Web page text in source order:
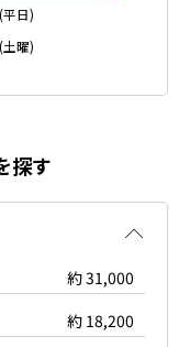
(平日)
(土曜)
探す
約 31,000
約 18,200